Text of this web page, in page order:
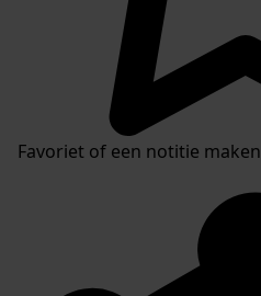
Favoriet of een notitie maken